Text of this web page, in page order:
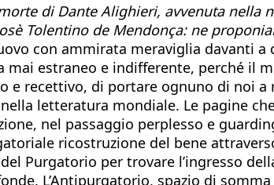
di Dante Alighieri, avvenuta
Tolentino de Mendonça: ne
con ammirata meraviglia davanti
estraneo e indifferente, perché il
e recettivo, di portare ognuno di noi
letteratura mondiale. Le pagine
nel passaggio perplesso e
ricostruzione del bene
Purgatorio per trovare l’ingresso
L’Antipurgatorio, spazio di